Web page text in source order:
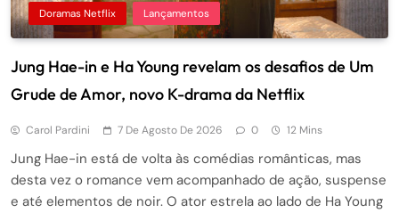
Doramas Netflix Lançamentos
Jung Hae-in e Ha Young revelam os desafios de Um
Grude de Amor, novo K-drama da Netflix
Carol Pardini 7 De Agosto De 2026 0 12 Mins
Jung Hae-in está de volta às comédias românticas, mas
desta vez o romance vem acompanhado de ação, suspense
e até elementos de noir. O ator estrela ao lado de Ha Young